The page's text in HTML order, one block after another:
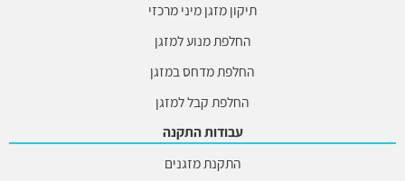
תיקון מזגן מיני מרכזי
החלפת מנוע למזגן
החלפת מדחס במזגן
החלפת קבל למזגן
עבודות התקנה
התקנת מזגנים